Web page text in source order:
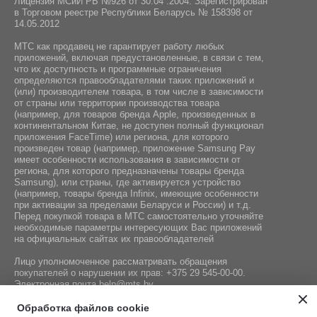
Стандарт Bluetooth:
5.4
Интерфейс подключения:
USB Type-C
NFC:
Да
Навигация:
GPS / ГЛОНАСС / BeiDou / Galileo
в Торговом реестре Республики Беларусь № 158398 от
14.05.2012
МТС как продавец не гарантирует работу любых
приложений, включая предустановленные, в связи с тем,
что их доступность и программные ограничения
определяются правообладателями таких приложений и
(или) производителем товара, в том числе в зависимости
от страны или территории производства товара
(например, для товаров бренда Apple, произведенных в
континентальном Китае, не доступен полный функционал
приложения FaceTime) или региона, для которого
произведен товар (например, приложение Samsung Pay
имеет особенности использования в зависимости от
региона, для которого предназначены товары бренда
Samsung), или страны, где активируется устройство
(например, товары бренда Infiniх, имеющие особенности
при активации за пределами Беларуси и России) и т.д.
Перед покупкой товара в МТС самостоятельно уточняйте
необходимые параметры интересующих Вас приложений
на официальных сайтах их правообладателей
Лицо уполномоченное рассматривать обращения
покупателей о нарушении их прав: +375 29 545-00-00.
Электронная почтаhelp@mts.by
Номер телефона работников местных исполнительных и
Обработка файлов cookie